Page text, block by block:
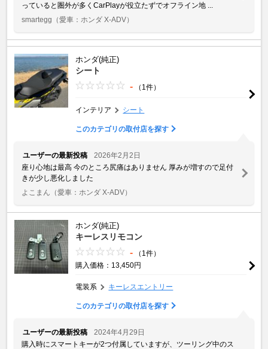
っていると圏外が多くCarPlayが役立たずでオフライン地 ...
smartegg （愛車：ホンダ X-ADV）
ホンダ(純正)
シート
- （1件）
インテリア シート
このカテゴリの取付店を探す
ユーザーの最新投稿
2026年2月2日
座り心地は最高 今のところ尻痛はありません 厚みが増すので足付
きが少し悪化しました
よこまん （愛車：ホンダ X-ADV）
ホンダ(純正)
キーレスリモコン
-
（1件）
購入価格：13,450円
電装系 キーレスエントリー
このカテゴリの取付店を探す
ユーザーの最新投稿
2024年4月29日
購入時にスマートキーが2つ付属していますが、ツーリング中のス